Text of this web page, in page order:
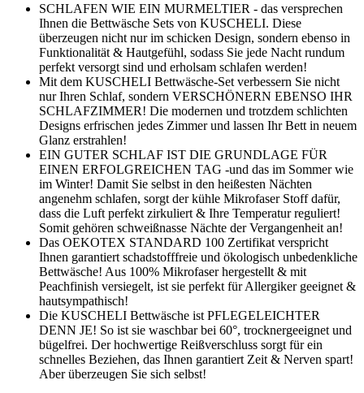
SCHLAFEN WIE EIN MURMELTIER - das versprechen
Ihnen die Bettwäsche Sets von KUSCHELI. Diese
überzeugen nicht nur im schicken Design, sondern ebenso in
Funktionalität & Hautgefühl, sodass Sie jede Nacht rundum
perfekt versorgt sind und erholsam schlafen werden!
Mit dem KUSCHELI Bettwäsche-Set verbessern Sie nicht
nur Ihren Schlaf, sondern VERSCHÖNERN EBENSO IHR
SCHLAFZIMMER! Die modernen und trotzdem schlichten
Designs erfrischen jedes Zimmer und lassen Ihr Bett in neuem
Glanz erstrahlen!
EIN GUTER SCHLAF IST DIE GRUNDLAGE FÜR
EINEN ERFOLGREICHEN TAG -und das im Sommer wie
im Winter! Damit Sie selbst in den heißesten Nächten
angenehm schlafen, sorgt der kühle Mikrofaser Stoff dafür,
dass die Luft perfekt zirkuliert & Ihre Temperatur reguliert!
Somit gehören schweißnasse Nächte der Vergangenheit an!
Das OEKOTEX STANDARD 100 Zertifikat verspricht
Ihnen garantiert schadstofffreie und ökologisch unbedenkliche
Bettwäsche! Aus 100% Mikrofaser hergestellt & mit
Peachfinish versiegelt, ist sie perfekt für Allergiker geeignet &
hautsympathisch!
Die KUSCHELI Bettwäsche ist PFLEGELEICHTER
DENN JE! So ist sie waschbar bei 60°, trocknergeeignet und
bügelfrei. Der hochwertige Reißverschluss sorgt für ein
schnelles Beziehen, das Ihnen garantiert Zeit & Nerven spart!
Aber überzeugen Sie sich selbst!